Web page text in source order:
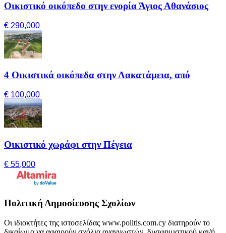
Οικιστικό οικόπεδο στην ενορία Άγιος Αθανάσιος
€ 290,000
4 Οικιστικά οικόπεδα στην Λακατάμεια, από
€ 100,000
Οικιστικό χωράφι στην Πέγεια
€ 55,000
Πολιτική Δημοσίευσης Σχολίων
Οι ιδιοκτήτες της ιστοσελίδας www.politis.com.cy διατηρούν το